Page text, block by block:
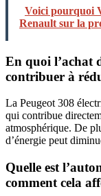
Voici pourquoi
Renault sur la
En quoi l’achat
contribuer à
La Peugeot 308
qui contribue
atmosphérique. De
d’énergie peut
Quelle est
comment cela